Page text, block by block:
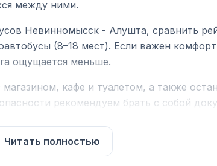
между ними.
Невинномысск - Алушта, сравнить
(8–18 мест). Если важен
ощущается меньше.
кафе и туалетом, а также
рекомендуем брать с собой
регулировка сидений,
стюарды. У нас
Читать полностью